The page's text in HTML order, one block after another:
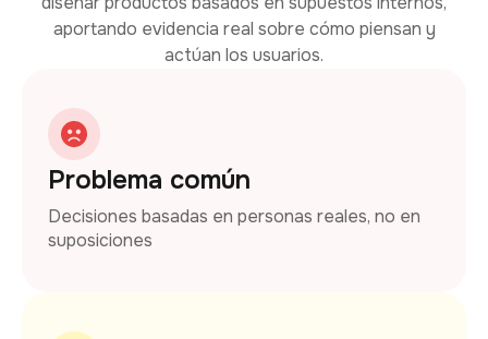
aportando evidencia real sobre cómo piensan y
actúan los usuarios.
Problema común
Decisiones basadas en personas reales, no en
suposiciones